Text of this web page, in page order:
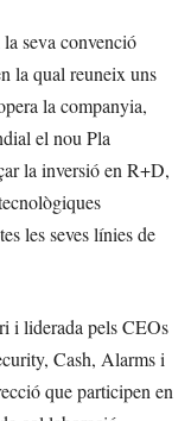
seva convenció
la qual reuneix uns
la companyia,
el nou Pla
la inversió en R+D,
les seves línies de
i liderada pels CEOs
Cash, Alarms i
que participen en